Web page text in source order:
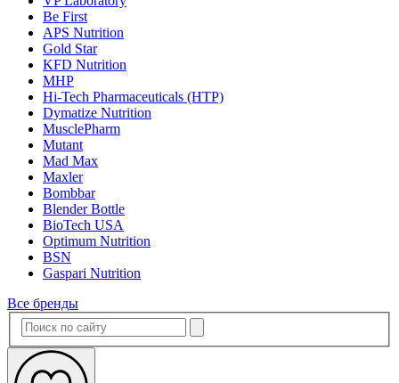
Be First
APS Nutrition
Gold Star
KFD Nutrition
MHP
Hi-Tech Pharmaceuticals (HTP)
Dymatize Nutrition
MusclePharm
Mutant
Mad Max
Maxler
Bombbar
Blender Bottle
BioTech USA
Optimum Nutrition
BSN
Gaspari Nutrition
Все бренды